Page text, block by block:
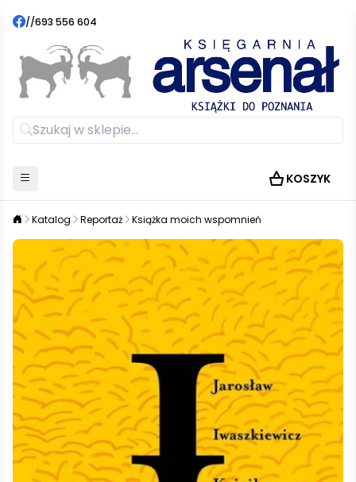
//693 556 604
KOSZYK
Katalog Reportaż Książka moich wspomnień